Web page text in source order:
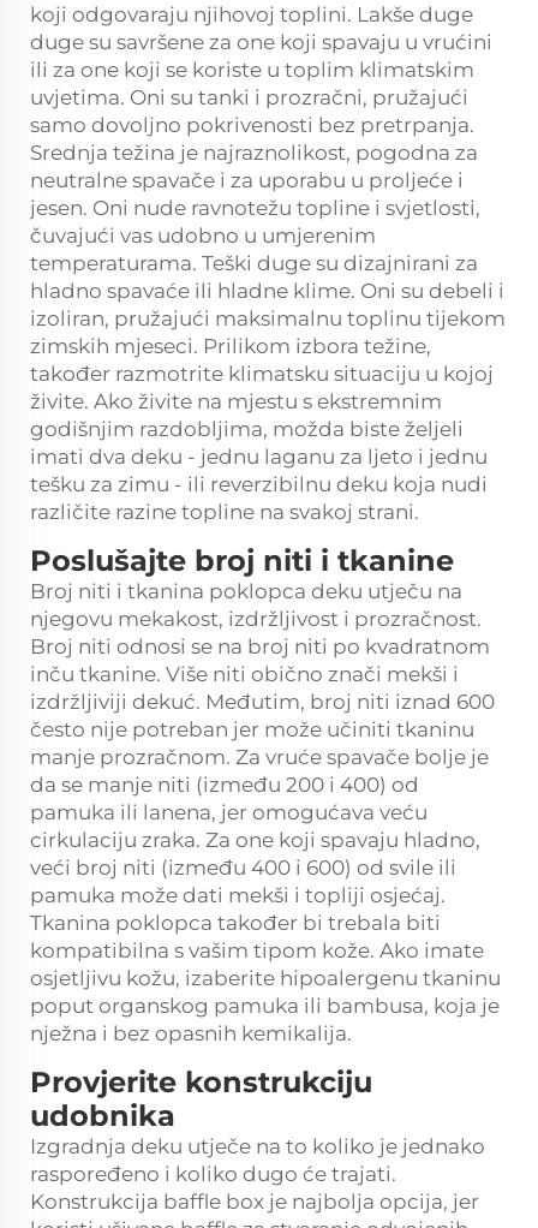
koji odgovaraju njihovoj toplini. Lakše duge
duge su savršene za one koji spavaju u vrućini
ili za one koji se koriste u toplim klimatskim
uvjetima. Oni su tanki i prozračni, pružajući
samo dovoljno pokrivenosti bez pretrpanja.
Srednja težina je najraznolikost, pogodna za
neutralne spavače i za uporabu u proljeće i
jesen. Oni nude ravnotežu topline i svjetlosti,
čuvajući vas udobno u umjerenim
temperaturama. Teški duge su dizajnirani za
hladno spavaće ili hladne klime. Oni su debeli i
izoliran, pružajući maksimalnu toplinu tijekom
zimskih mjeseci. Prilikom izbora težine,
također razmotrite klimatsku situaciju u kojoj
živite. Ako živite na mjestu s ekstremnim
godišnjim razdobljima, možda biste željeli
imati dva deku - jednu laganu za ljeto i jednu
tešku za zimu - ili reverzibilnu deku koja nudi
različite razine topline na svakoj strani.
Poslušajte broj niti i tkanine
Broj niti i tkanina poklopca deku utječu na
njegovu mekakost, izdržljivost i prozračnost.
Broj niti odnosi se na broj niti po kvadratnom
inču tkanine. Više niti obično znači mekši i
izdržljiviji dekuć. Međutim, broj niti iznad 600
često nije potreban jer može učiniti tkaninu
manje prozračnom. Za vruće spavače bolje je
da se manje niti (između 200 i 400) od
pamuka ili lanena, jer omogućava veću
cirkulaciju zraka. Za one koji spavaju hladno,
veći broj niti (između 400 i 600) od svile ili
pamuka može dati mekši i topliji osjećaj.
Tkanina poklopca također bi trebala biti
kompatibilna s vašim tipom kože. Ako imate
osjetljivu kožu, izaberite hipoalergenu tkaninu
poput organskog pamuka ili bambusa, koja je
nježna i bez opasnih kemikalija.
Provjerite konstrukciju
udobnika
Izgradnja deku utječe na to koliko je jednako
raspoređeno i koliko dugo će trajati.
Konstrukcija baffle box je najbolja opcija, jer